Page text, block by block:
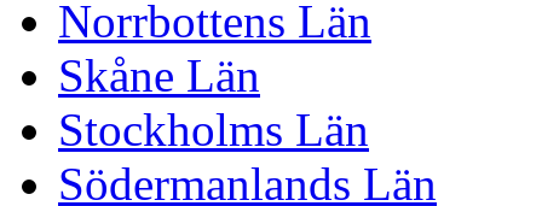
Norrbottens Län
Skåne Län
Stockholms Län
Södermanlands Län